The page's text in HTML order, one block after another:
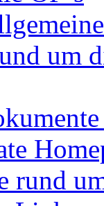
um
rund